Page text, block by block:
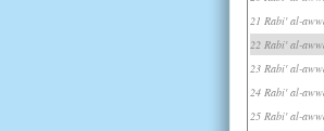
21 Rabi' al-
22 Rabi' al-
23 Rabi' al-
24 Rabi' al-
25 Rabi' al-